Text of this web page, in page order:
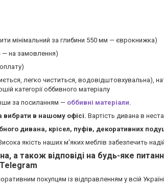
мінімальний за глибини 550 мм — єврокнижка)
— на замовлення)
легко чиститься, водовідштовхувальна),
категорії оббивного матеріалу
за посиланням — оббивні матеріали.
вибрати в нашому офісі. Вартість дивана в
дивана, крісел, пуфів, декоративних
якість наших м'яких меблів забезпечить
а також відповіді на будь-яке
покупцям із відправленням у всій